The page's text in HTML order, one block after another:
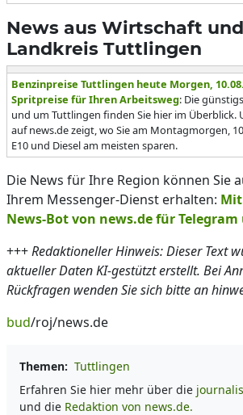
News aus Wirtschaft
Landkreis Tuttlingen
Benzinpreise Tuttlingen heute Morgen,
Spritpreise für Ihren Arbeitsweg: Die
und um Tuttlingen finden Sie hier im Überblick.
auf news.de zeigt, wo Sie am Montagmorgen,
E10 und Diesel am meisten sparen.
Die News für Ihre Region können Sie
Ihrem Messenger-Dienst erhalten:
News-Bot von news.de für Telegram
+++Redaktioneller Hinweis: Dieser Text
aktueller Daten KI-gestützt erstellt. Bei
Rückfragen wenden Sie sich bitte an
bud/roj/news.de
Themen: Tuttlingen
Erfahren Sie hier mehr über die
und die Redaktion von news.de.